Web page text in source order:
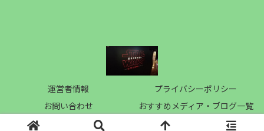
運営者情報
プライバシーポリシー
お問い合わせ
おすすめメディア・ブログ一覧
Copyright © 2019 梅桃電影記 All Rights Reserved.